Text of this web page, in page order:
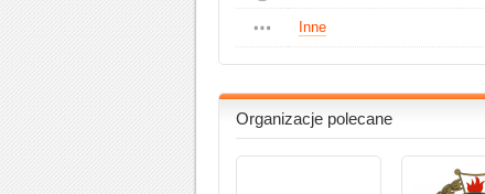
Inne
Organizacje polecane